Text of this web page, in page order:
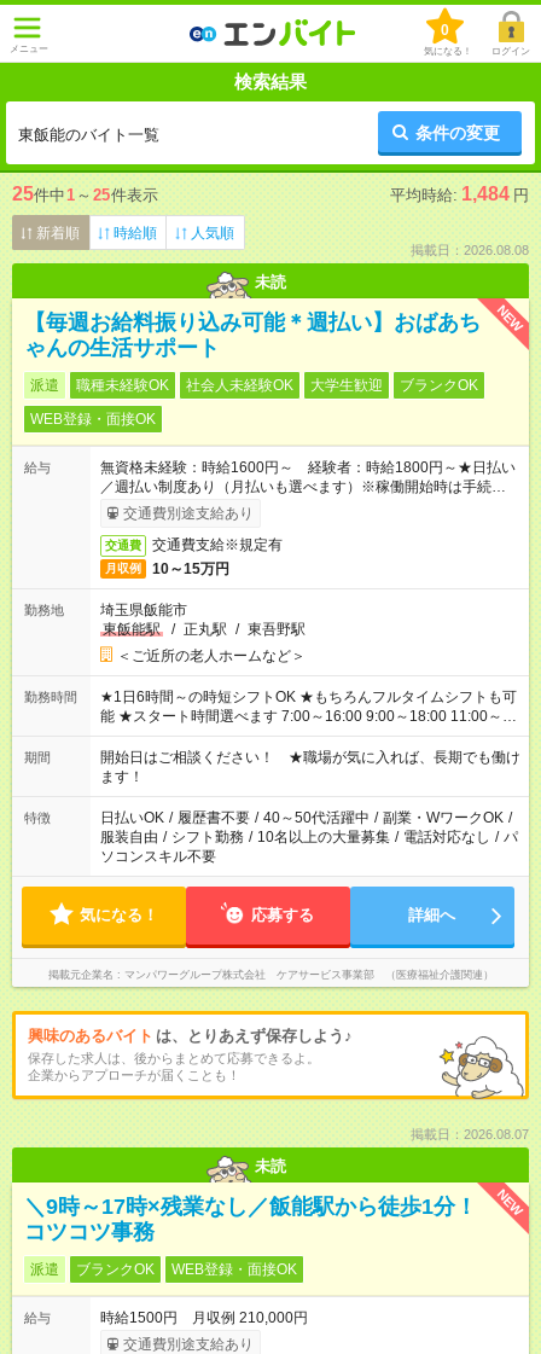
メニュー
0
気になる！ ログイン
検索結果
東飯能のバイト一覧 条件の変更
25件中1 ～ 25件表示 平均時給: 1,484 円
新着順 時給順 人気順
掲載日：2026.08.08
未読
NEW
【毎週お給料振り込み可能＊週払い】おばあち
ゃんの生活サポート
派遣 職種未経験OK 社会人未経験OK 大学生歓迎
ブランクOK
WEB登録・面接OK
給与
無資格未経験：時給1600円～ 経験者：時給1800円～★日払い
／週払い制度あり（月払いも選べます）※稼働開始時は手続き完
了次第のお支払いとなります。
交通費別途支給あり
交通費 交通費支給※規定有
月収例 10～15万円
勤務地
埼玉県飯能市
東飯能駅
/ 正丸駅 / 東吾野駅
＜ご近所の老人ホームなど＞
勤務時間
★1日6時間～の時短シフトOK ★もちろんフルタイムシフトも可
能 ★スタート時間選べます 7:00～16:00 9:00～18:00 11:00～
20:00 など 残業なし！ ※Wワークの場合、他のお仕事と合わせ
週40時間超の就業はご案内できません ※法令に基づき、週20時
間以上勤務は社会保険への加入対象となります ※労働者派遣法
（日雇い派遣の原則禁止）により、短時間・短期間の就業はご
案内が難しい場合があります
期間
開始日はご相談ください！ ★職場が気に入れば、長期でも働け
ます！
特徴 日払いOK / 履歴書不要 / 40～50代活躍中 / 副業・WワークOK /
服装自由 / シフト勤務 / 10名以上の大量募集 / 電話対応なし / パ
ソコンスキル不要
気になる！ 応募する 詳細へ
掲載元企業名 マンパワーグループ株式会社 ケアサービス事業部 （医療福祉介護関連）
興味のあるバイト は、とりあえず保存しよう♪
保存した求人は、後からまとめて応募できるよ。
企業からアプローチが届くことも！
掲載日：2026.08.07
未読
NEW
＼9時～17時×残業なし／飯能駅から徒歩1分！
コツコツ事務
派遣 ブランクOK WEB登録・面接OK
給与
時給1500円 月収例 210,000円
交通費別途支給あり